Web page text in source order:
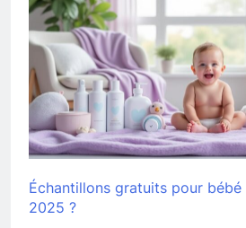
Échantillons gratuits pour
2025 ?